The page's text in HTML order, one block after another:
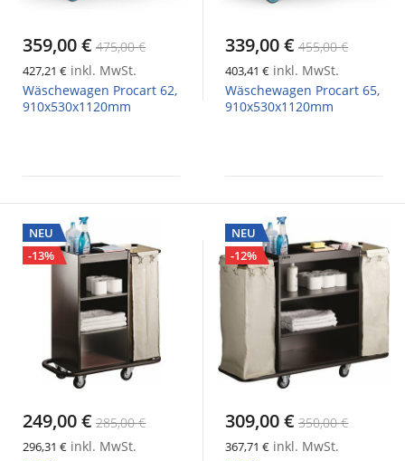
359,00 € 475,00 €
427,21 € inkl. MwSt.
Wäschewagen Procart 62,
910x530x1120mm
339,00 € 455,00 €
403,41 € inkl. MwSt.
Wäschewagen Procart 65,
910x530x1120mm
NEU
-13%
249,00 € 285,00 €
296,31 € inkl. MwSt.
NEU
-12%
309,00 € 350,00 €
367,71 € inkl. MwSt.